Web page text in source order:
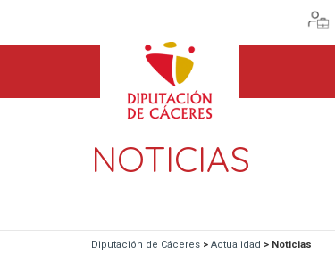
NOTICIAS
Diputación de Cáceres > Actualidad > Noticias